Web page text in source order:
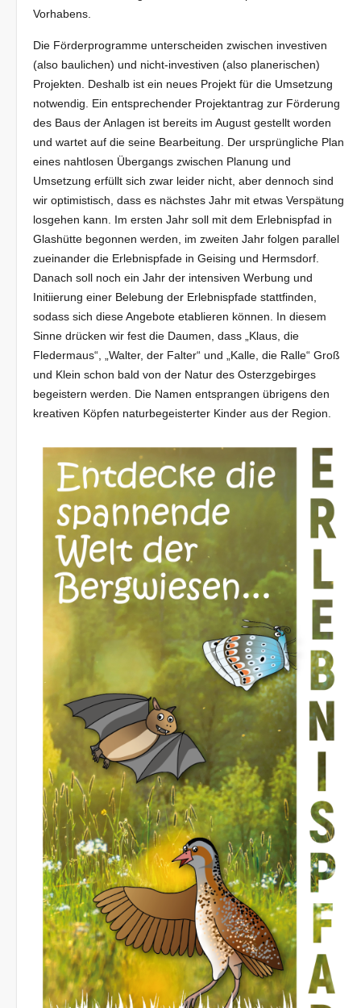
Vorhabens.
Die Förderprogramme unterscheiden zwischen investiven
(also baulichen) und nicht-investiven (also planerischen)
Projekten. Deshalb ist ein neues Projekt für die Umsetzung
notwendig. Ein entsprechender Projektantrag zur Förderung
des Baus der Anlagen ist bereits im August gestellt worden
und wartet auf die seine Bearbeitung. Der ursprüngliche Plan
eines nahtlosen Übergangs zwischen Planung und
Umsetzung erfüllt sich zwar leider nicht, aber dennoch sind
wir optimistisch, dass es nächstes Jahr mit etwas Verspätung
losgehen kann. Im ersten Jahr soll mit dem Erlebnispfad in
Glashütte begonnen werden, im zweiten Jahr folgen parallel
zueinander die Erlebnispfade in Geising und Hermsdorf.
Danach soll noch ein Jahr der intensiven Werbung und
Initiierung einer Belebung der Erlebnispfade stattfinden,
sodass sich diese Angebote etablieren können. In diesem
Sinne drücken wir fest die Daumen, dass „Klaus, die
Fledermaus“, „Walter, der Falter“ und „Kalle, die Ralle“ Groß
und Klein schon bald von der Natur des Osterzgebirges
begeistern werden. Die Namen entsprangen übrigens den
kreativen Köpfen naturbegeisterter Kinder aus der Region.